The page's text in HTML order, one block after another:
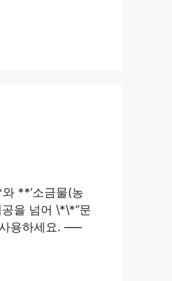
**’소금물(농
을 넘어 \*\*”문
용하세요. —–